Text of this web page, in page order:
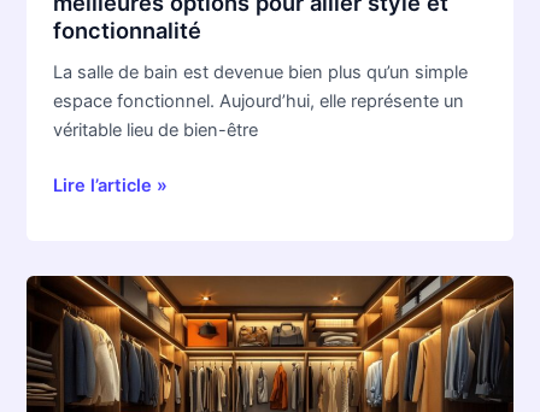
fonctionnalité
La salle de bain est devenue bien plus qu’un simple
espace fonctionnel. Aujourd’hui, elle représente un
véritable lieu de bien-être
fonctionnalité
Lire l’article »
Ambiance
luxueuse
les
meilleures